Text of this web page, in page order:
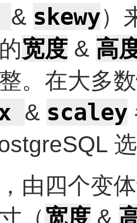
& skewy）
宽度 & 高
。在大多
& scaley
由四个变
（宽度 &